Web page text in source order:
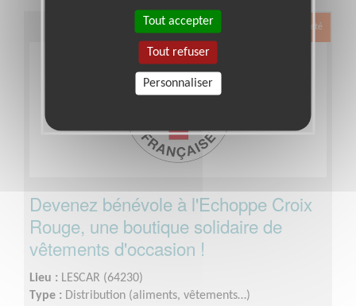
Exclusion & Pauvreté
Devenez bénévole à l'Echoppe Croix
Rouge, une boutique solidaire de
vêtements d'occasion !
Lieu : LESCAR (64230)
Type : Distribution (aliments, vêtements…)
Tout accepter
Tout refuser
Personnaliser